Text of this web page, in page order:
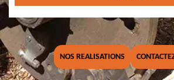
NOS REALISATIONS